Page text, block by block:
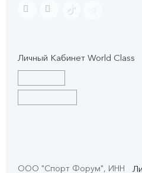
Личный Кабинет World Class
ООО "Спорт Форум", ИНН